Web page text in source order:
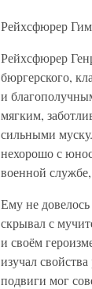
Рейхсфюрер
Рейхсфюрер
бюргерского,
и
мягким,
сильными
нехорошо с
военной
Ему не
скрывал с
и своём
изучал
подвиги мог